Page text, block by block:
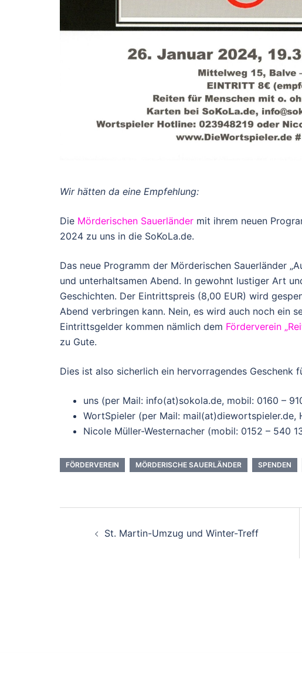
Wir hätten da eine Empfehlung:
Die Mörderischen Sauerländer mit ihrem neuen
2024 zu uns in die SoKoLa.de.
Das neue Programm der Mörderischen Sauerländer
und unterhaltsamen Abend. In gewohnt lustiger Art
Geschichten. Der Eintrittspreis (8,00 EUR) wird
Abend verbringen kann. Nein, es wird auch noch ein
Eintrittsgelder kommen nämlich dem Förderverein
zu Gute.
Dies ist also sicherlich ein hervorragendes Geschenk
uns (per Mail: info(at)sokola.de, mobil: 0160 –
WortSpieler (per Mail: mail(at)diewortspieler.de,
Nicole Müller-Westernacher (mobil: 0152 – 540
FÖRDERVEREIN MÖRDERISCHE SAUERLÄNDER SPENDEN
St. Martin-Umzug und Winter-Treff